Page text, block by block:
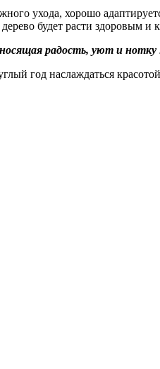
ухода, хорошо
будет расти здоровым и
радость, уют и
год наслаждаться